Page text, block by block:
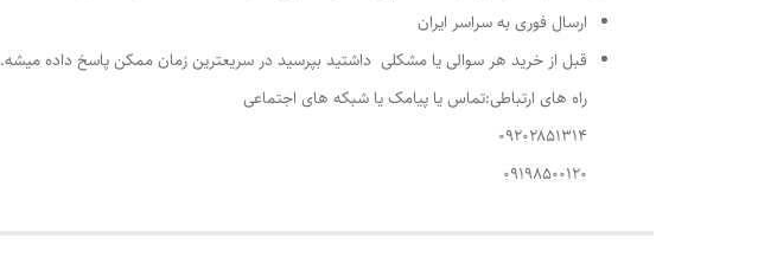
ارسال فوری به سراسر ایران
قبل از خرید هر سوالی یا مشکلی داشتید بپرسید در سریعترین زمان ممکن پاسخ داده میشه.
راه های ارتباطی:تماس یا پیامک یا شبکه های اجتماعی
۰۹۲۰۲۸۵۱۳۱۴
۰۹۱۹۸۵۰۰۱۲۰